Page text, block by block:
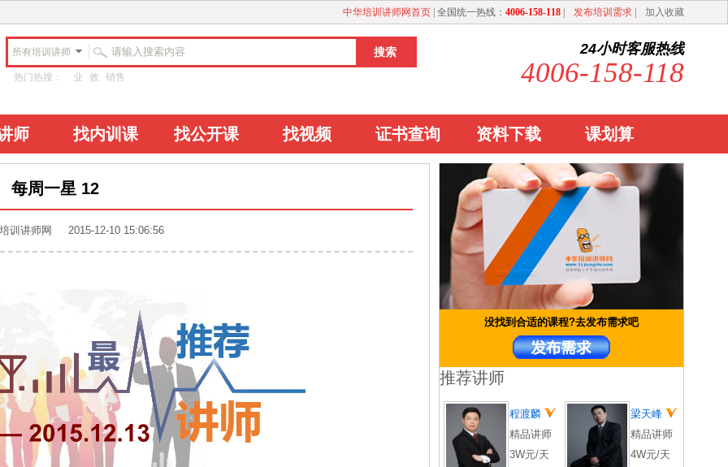
中华培训讲师网首页| 全国统一热线： 4006-158-118| 发布培训需求| 加入收藏
所有培训讲师
热门热搜： 业 效 销售
24小时客服热线
4006-158-118
师 找内训课 找公开课 找视频 证书查询 资料下载 课划算
每周一星 12
训讲师网 2015-12-10 15:06:56
没找到合适的课程?去发布需求吧
推荐讲师
程渡麟
精品讲师
3W元/天
梁天峰
精品讲师
4W元/天